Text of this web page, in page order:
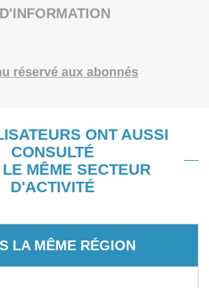
réservé aux abonnés
ONT AUSSI
CONSULTÉ
MÊME SECTEUR
D'ACTIVITÉ
LA MÊME RÉGION